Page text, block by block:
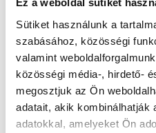
Ez a weboldal sütiket
Sütiket használunk a
szabásához, közösségi
valamint
közösségi média-, hirdető-
megosztjuk az Ön
adatait, akik kombinálhatják
adatokkal, amelyeket Ön
Szerviz